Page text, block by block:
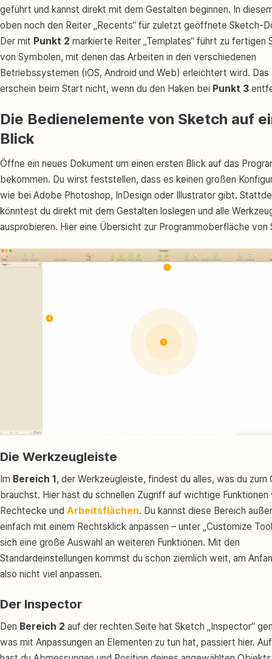
geführt und kannst direkt mit dem Gestalten beginnen. In
oben noch den Reiter „Recents“ für zuletzt geöffnete Sketch-
Der mit Punkt 2 markierte Reiter „Templates“ führt zu fertigen
von Symbolen, mit denen das Arbeiten in den verschiedenen
Betriebssystemen (iOS, Android und Web) erleichtert wird. Das
erschein beim Start nicht, wenn du den Haken bei Punkt 3
Die Bedienelemente von Sketch auf
Blick
Öffne ein neues Dokument um einen ersten Blick auf das
bekommen. Du wirst feststellen, dass es keinen großen
wie bei Adobe Photoshop, InDesign oder Illustrator gibt.
könntest du direkt mit dem Gestalten loslegen und alle
ausprobieren. Hier eine Übersicht zur Programmoberfläche von
Die Werkzeugleiste
Im Bereich 1 , der Werkzeugleiste, findest du alles, was du zum
brauchst. Hier hast du schnellen Zugriff auf wichtige
Rechtecke und Arbeitsflächen. Du kannst diese Bereich
einfach mit einem Rechtsklick anpassen – unter „Customize
sich eine große Auswahl an weiteren Funktionen. Mit den
Standardeinstellungen kommst du schon ziemlich weit, am
also nicht viel anpassen.
Der Inspector
Den Bereich 2 auf der rechten Seite hat Sketch „Inspector“
was mit Anpassungen an Elementen zu tun hat, passiert hier.